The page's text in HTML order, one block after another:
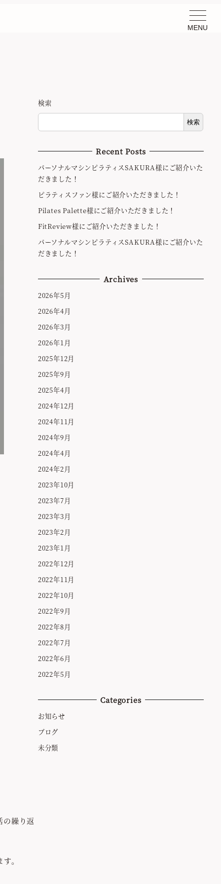
MENU
の繰り返
。
検索
検索
Recent Posts
パーソナルマシンピラティスSAKURA様にご紹介いた
だきました！
ピラティスファン様にご紹介いただきました！
Pilates Palette様にご紹介いただきました！
FitReview様にご紹介いただきました！
パーソナルマシンピラティスSAKURA様にご紹介いた
だきました！
Archives
2026年5月
2026年4月
2026年3月
2026年1月
2025年12月
2025年9月
2025年4月
2024年12月
2024年11月
2024年9月
2024年4月
2024年2月
2023年10月
2023年7月
2023年3月
2023年2月
2023年1月
2022年12月
2022年11月
2022年10月
2022年9月
2022年8月
2022年7月
2022年6月
2022年5月
Categories
お知らせ
ブログ
未分類